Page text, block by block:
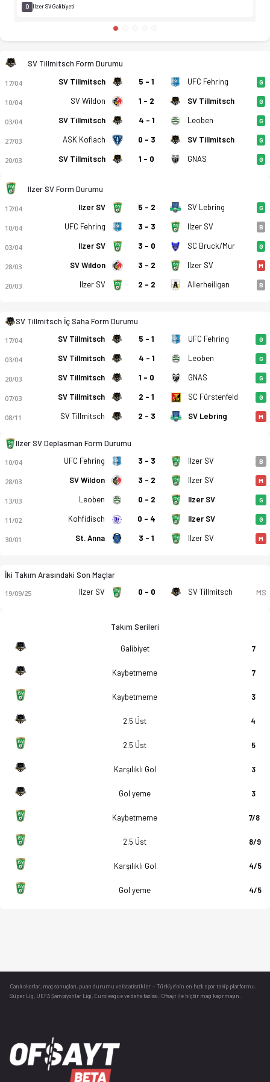
SV Tillmitsch - Ilzer SV 4-2 bitti. Gol anları, kadro,
0 Ilzer SV Galibiyeti
SV Tillmitsch Form Durumu
17/04 SV Tillmitsch 5 - 1 UFC Fehring G
10/04 SV Wildon 1 - 2 SV Tillmitsch G
03/04 SV Tillmitsch 4 - 1 Leoben G
27/03 ASK Koflach 0 - 3 SV Tillmitsch G
20/03 SV Tillmitsch 1 - 0 GNAS G
Ilzer SV Form Durumu
17/04 Ilzer SV 5 - 2 SV Lebring G
10/04 UFC Fehring 3 - 3 Ilzer SV B
03/04 Ilzer SV 3 - 0 SC Bruck/Mur G
28/03 SV Wildon 3 - 2 Ilzer SV M
20/03 Ilzer SV 2 - 2 Allerheiligen B
SV Tillmitsch İç Saha Form Durumu
17/04 SV Tillmitsch 5 - 1 UFC Fehring G
03/04 SV Tillmitsch 4 - 1 Leoben G
20/03 SV Tillmitsch 1 - 0 GNAS G
07/03 SV Tillmitsch 2 - 1 SC Fürstenfeld G
08/11 SV Tillmitsch 2 - 3 SV Lebring M
Ilzer SV Deplasman Form Durumu
10/04 UFC Fehring 3 - 3 Ilzer SV B
28/03 SV Wildon 3 - 2 Ilzer SV M
13/03 Leoben 0 - 2 Ilzer SV G
11/02 Kohfidisch 0 - 4 Ilzer SV G
30/01 St. Anna 3 - 1 Ilzer SV M
İki Takım Arasındaki Son Maçlar
19/09/25 Ilzer SV 0 - 0 SV Tillmitsch MS
Takım Serileri
Galibiyet 7
Kaybetmeme 7
Kaybetmeme 3
2.5 Üst 4
2.5 Üst 5
Karşılıklı Gol 3
Gol yeme 3
Kaybetmeme 7/8
2.5 Üst 8/9
Karşılıklı Gol 4/5
Gol yeme 4/5
Canlı skorlar , maç sonuçları, puan durumu ve istatistikler — Türkiye’nin en hızlı spor takip platformu.
Süper Lig, UEFA Şampiyonlar Ligi, Euroleague ve daha fazlası. Ofsayt ile hiçbir maçı kaçırmayın.